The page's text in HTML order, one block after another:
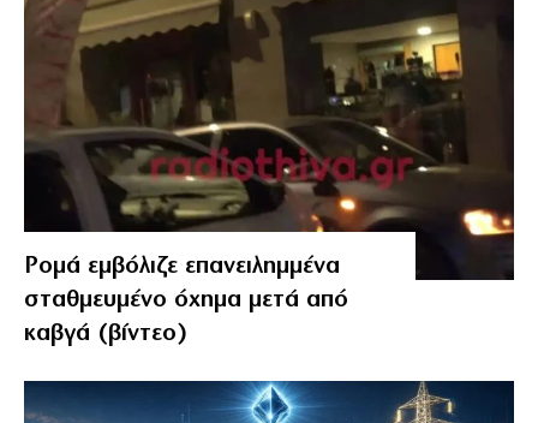
Ρομά εμβόλιζε επανειλημμένα
σταθμευμένο όχημα μετά από
καβγά (βίντεο)